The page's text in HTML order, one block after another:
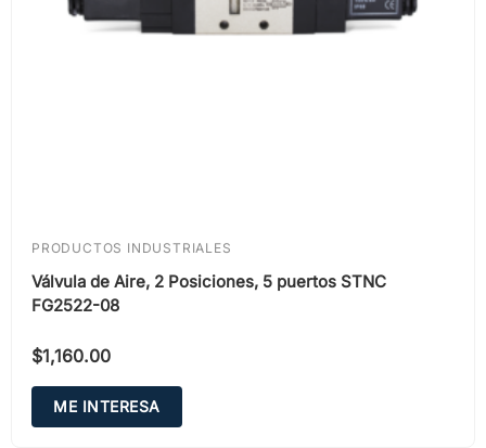
PRODUCTOS INDUSTRIALES
Válvula de Aire, 2 Posiciones, 5 puertos STNC
FG2522-08
$1,160.00
ME INTERESA